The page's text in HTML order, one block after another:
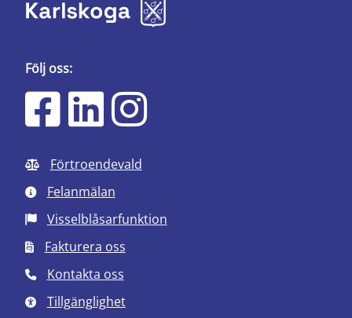
Följ oss:
Förtroendevald
Felanmälan
Visselblåsarfunktion
Fakturera oss
Kontakta oss
Tillgänglighet